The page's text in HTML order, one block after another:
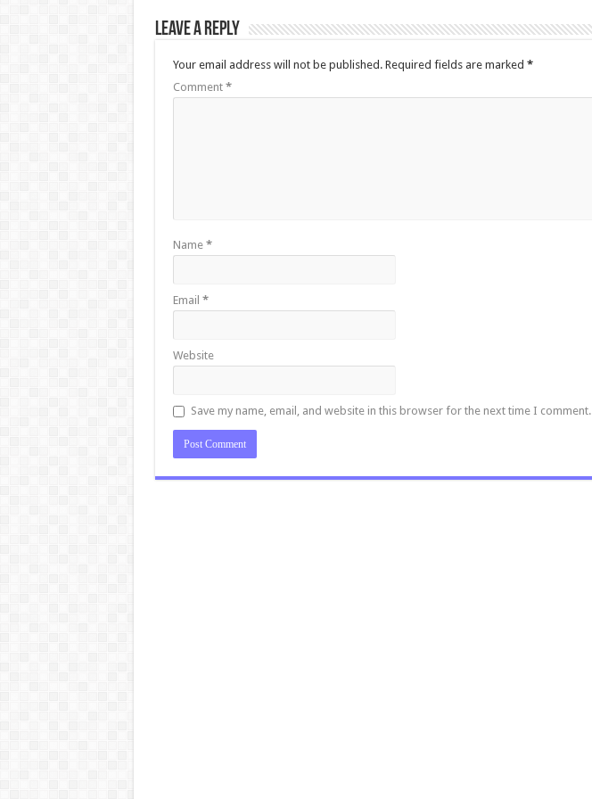
Leave a Reply
Your email address will not be published. Required fields are marked *
Comment *
Name *
Email *
Website
Save my name, email, and website in this browser for the next time I comment.